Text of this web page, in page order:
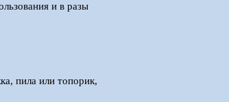
и в разы
пила или топорик,